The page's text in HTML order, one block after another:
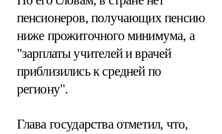
пенсионеров, получающих пенсию
ниже прожиточного минимума, а
"зарплаты учителей и врачей
приблизились к средней по
региону".
Глава государства отметил, что,